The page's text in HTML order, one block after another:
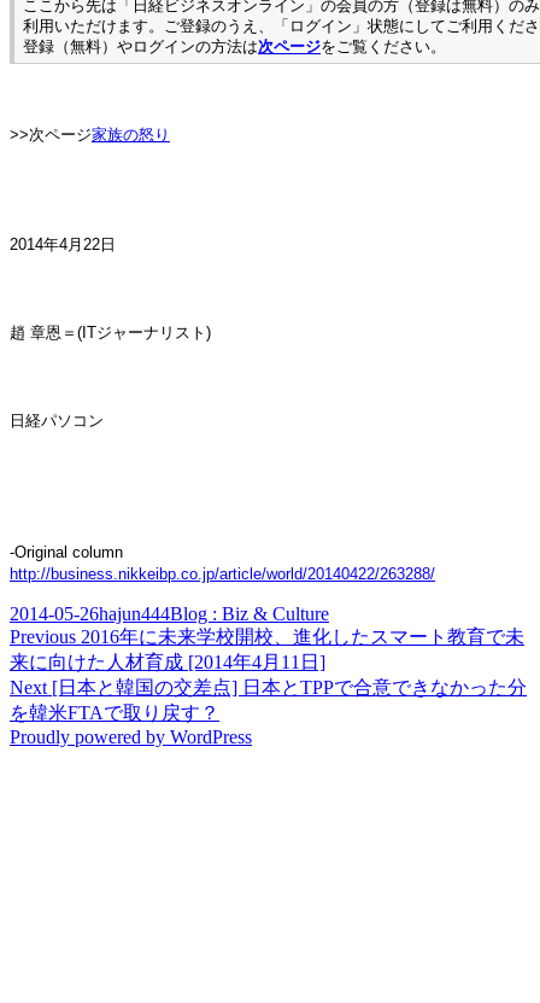
ここから先は「日経ビジネスオンライン」の会員の方（登録は無料）の
利用いただけます。ご登録のうえ、「ログイン」状態にしてご利用くだ
登録（無料）やログインの方法は次ページをご覧ください。
>>次ページ家族の怒り
2014年4月22日
趙 章恩＝(ITジャーナリスト)
日経パソコン
-Original column
http://business.nikkeibp.co.jp/article/world/20140422/263288/
Posted
on
2014-05-26Author
hajun444Categories
Blog : Biz & Culture
Post
navigation
Previous Previous
post:
2016年に未来学校開校、進化したスマート教育で未
来に向けた人材育成 [2014年4月11日]
Next Next
post:
[日本と韓国の交差点] 日本とTPPで合意できなかった分
を韓米FTAで取り戻す？
Proudly powered by WordPress